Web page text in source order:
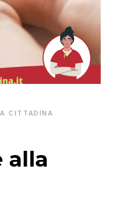
CITTADINA
alla